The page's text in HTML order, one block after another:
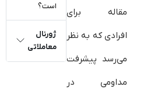
مقاله برای
افرادی که به نظر
می‌رسد پیشرفت
مداومی در
است؟
ژورنال
معاملاتی